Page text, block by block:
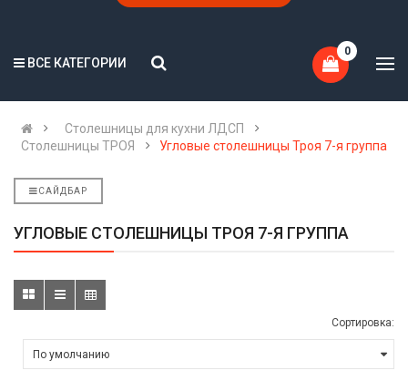
ВСЕ КАТЕГОРИИ
0
Cтолешницы для кухни ЛДСП
Столешницы ТРОЯ
Угловые столешницы Троя 7-я группа
САЙДБАР
УГЛОВЫЕ СТОЛЕШНИЦЫ ТРОЯ 7-Я ГРУППА
Сортировка: